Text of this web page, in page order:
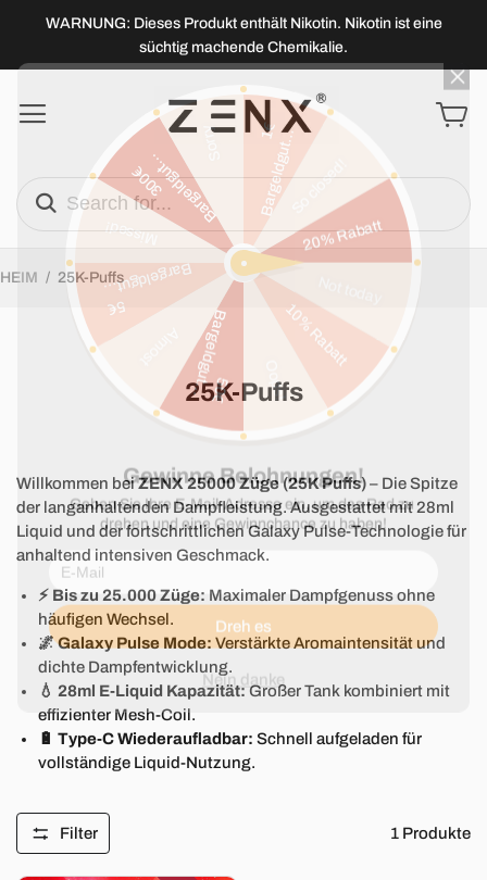
WARNUNG: Dieses Produkt enthält Nikotin. Nikotin ist eine
süchtig machende Chemikalie.
HEIM / 25K-Puffs
25K-Puffs
Willkommen beiZENX 25000 Züge (25K Puffs)– Die Spitze
der langanhaltenden Dampfleistung. Ausgestattet mit 28ml
Liquid und der fortschrittlichen Galaxy Pulse-Technologie für
anhaltend intensiven Geschmack.
⚡ Bis zu 25.000 Züge: Maximaler Dampfgenuss ohne
häufigen Wechsel.
🌌 Galaxy Pulse Mode: Verstärkte Aromaintensität und
dichte Dampfentwicklung.
💧 28ml E-Liquid Kapazität:Großer Tank kombiniert mit
effizienter Mesh-Coil.
🔋 Type-C Wiederaufladbar: Schnell aufgeladen für
vollständige Liquid-Nutzung.
Filter 1 Produkte